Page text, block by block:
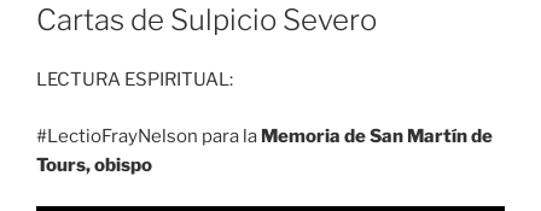
Cartas de Sulpicio Severo
LECTURA ESPIRITUAL:
#LectioFrayNelson para la Memoria de San Martín de
Tours, obispo